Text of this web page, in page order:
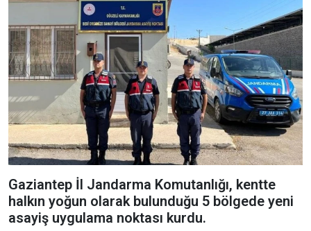
Gaziantep İl Jandarma Komutanlığı, kentte
halkın yoğun olarak bulunduğu 5 bölgede yeni
asayiş uygulama noktası kurdu.